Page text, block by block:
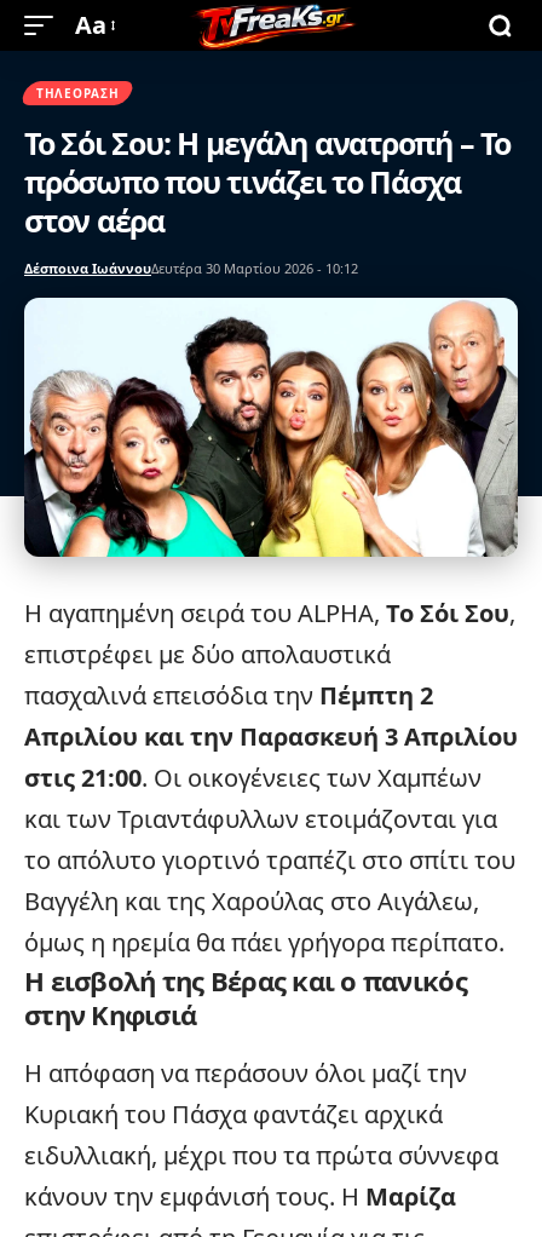
Aa
ΤΗΛΕΌΡΑΣΗ
Το Σόι Σου: Η μεγάλη ανατροπή – Το
πρόσωπο που τινάζει το Πάσχα
στον αέρα
Δέσποινα ΙωάννουΔευτέρα 30 Μαρτίου 2026 - 10:12
Η αγαπημένη σειρά τουALPHA, Το Σόι Σου,
επιστρέφει με δύο απολαυστικά
πασχαλινά επεισόδια την Πέμπτη 2
Απριλίου και την Παρασκευή 3 Απριλίου
στις 21:00. Οι οικογένειες των Χαμπέων
και των Τριαντάφυλλων ετοιμάζονται για
το απόλυτο γιορτινό τραπέζι στο σπίτι του
Βαγγέλη και της Χαρούλας στο Αιγάλεω,
όμως η ηρεμία θα πάει γρήγορα περίπατο.
Η εισβολή της Βέρας και ο πανικός
στην Κηφισιά
Η απόφαση να περάσουν όλοι μαζί την
Κυριακή του Πάσχα φαντάζει αρχικά
ειδυλλιακή, μέχρι που τα πρώτα σύννεφα
κάνουν την εμφάνισή τους. Η Μαρίζα